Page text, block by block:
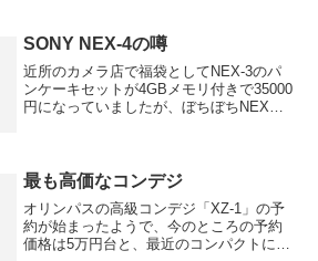
SONY NEX-4の噂
近所のカメラ店で福袋としてNEX-3のパ
ンケーキセットが4GBメモリ付きで35000
円になっていましたが、ぼちぼちNEXも
やら上...
最も高価なコンデジ
オリンパスの高級コンデジ「XZ-1」の予
約が始まったようで、今のところの予約
価格は5万円台と、最近のコンパクトにし